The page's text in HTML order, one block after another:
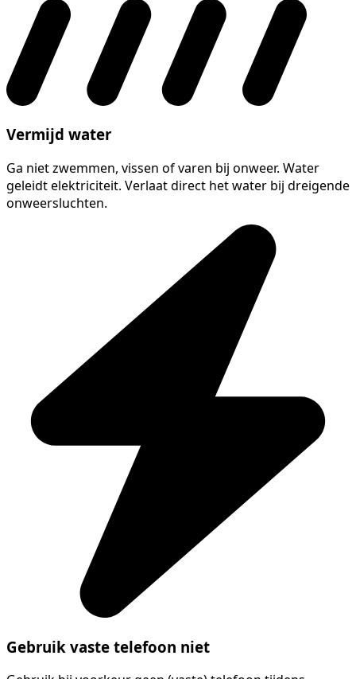
Vermijd water
Ga niet zwemmen, vissen of varen bij onweer. Water
geleidt elektriciteit. Verlaat direct het water bij dreigende
onweersluchten.
Gebruik vaste telefoon niet